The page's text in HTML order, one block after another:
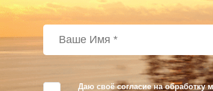
Даю своё согласие на обработку